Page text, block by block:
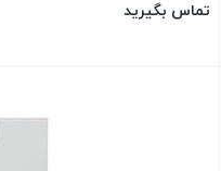
تماس بگیرید